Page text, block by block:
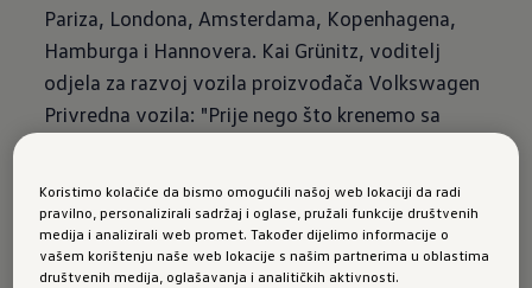
Pariza, Londona, Amsterdama, Kopenhagena,
Hamburga i Hannovera. Kai Grünitz, voditelj
odjela za razvoj vozila proizvođača Volkswagen
Privredna vozila: "Prije nego što krenemo sa
potpunosti odgovaraju konačnom serijskom
stanju daju nam povratne informacije koje su
neophodne za završno dotjerivanje detalja."
Koristimo kolačiće da bismo omogućili našoj web lokaciji da radi
pravilno, personalizirali sadržaj i oglase, pružali funkcije društvenih
medija i analizirali web promet. Također dijelimo informacije o
vašem korištenju naše web lokacije s našim partnerima u oblastima
društvenih medija, oglašavanja i analitičkih aktivnosti.